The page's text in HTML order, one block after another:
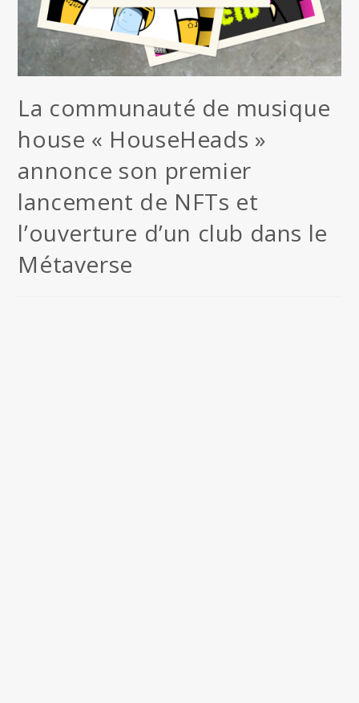
La communauté de musique
house « HouseHeads »
annonce son premier
lancement de NFTs et
l’ouverture d’un club dans le
Métaverse